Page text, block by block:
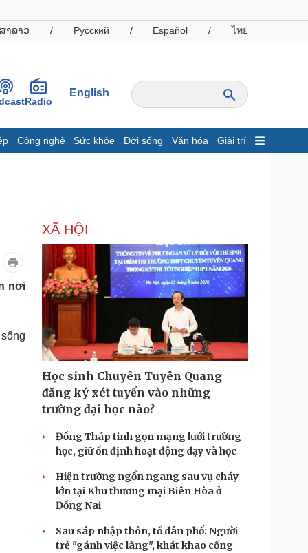
າລາວ / Русский / Español / ไทย
Radio
English
Công nghệ Sức khỏe Đời sống Văn hóa Giải trí
Giá cà phê
nghiệp
tin doanh nghiệp
nghiệp 24h
nhân
cộng đồng
Công nghệ
Sành điệu
Tin Công nghệ
Trải nghiệm
Chuyển đổi số
Podcast
Câu chuyện thời sự
Đọc truyện đêm khuya
Cửa sổ tình yêu
Kể chuyện cho bé
Hạt giống tâm hồn
nơi
XÃ HỘI
Học sinh Chuyên Tuyên Quang
đăng ký xét tuyển vào những
trường đại học nào?
Đồng Tháp tinh gọn mạng lưới trường
học, giữ ổn định hoạt động dạy và học
Hiện trường ngổn ngang sau vụ cháy
lớn tại Khu thương mại Biên Hòa ở
Đồng Nai
Sau sáp nhập thôn, tổ dân phố: Người
trẻ "gánh việc làng", khát khao cống